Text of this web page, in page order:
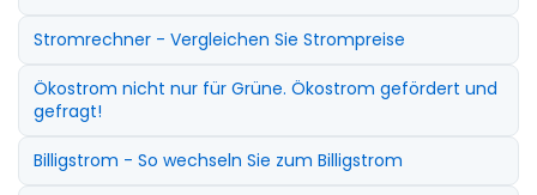
Stromrechner - Vergleichen Sie Strompreise
Ökostrom nicht nur für Grüne. Ökostrom gefördert und
gefragt!
Billigstrom - So wechseln Sie zum Billigstrom